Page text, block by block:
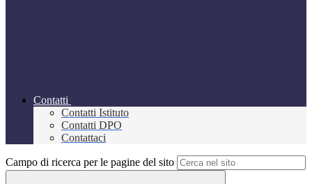
Contatti
Contatti Istituto
Contatti DPO
Contattaci
Campo di ricerca per le pagine del sito